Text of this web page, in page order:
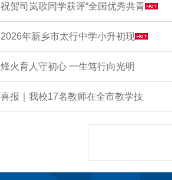
祝贺司岚歌同学获评“全国优秀共青
2026年新乡市太行中学小升初现
烽火育人守初心 一生笃行向光明
喜报｜我校17名教师在全市教学技